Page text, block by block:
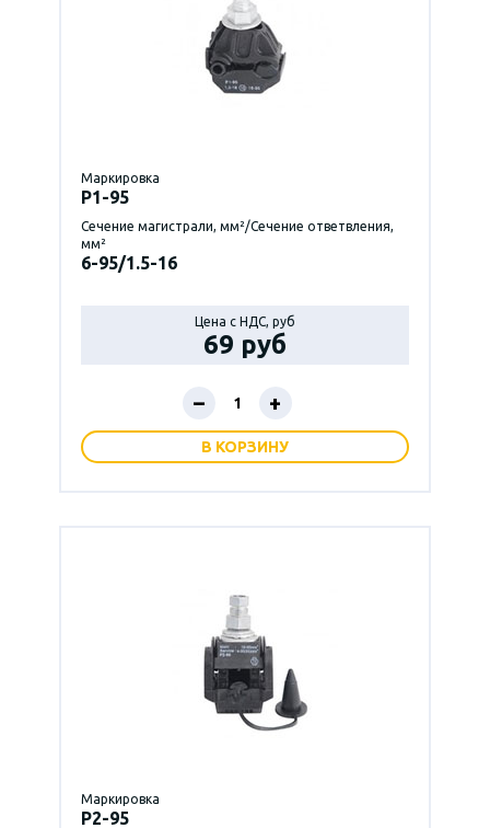
Маркировка
P1-95
Сечение магистрали, мм²/Сечение ответвления,
мм²
6-95/1.5-16
Цена с НДС, руб
69 руб
– +
В КОРЗИНУ
Маркировка
P2-95